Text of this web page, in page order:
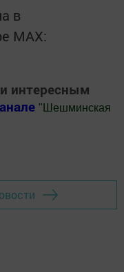
в
MАХ:
интересным
" Шешминская